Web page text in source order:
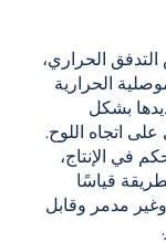
الحرارية
بشكل
اتجاه اللوح.
في الإنتاج،
قياسًا
مدمر وقابل